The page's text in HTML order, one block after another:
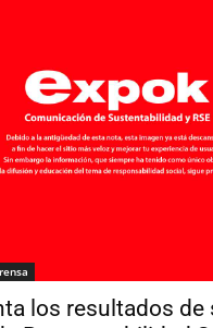
los resultados de